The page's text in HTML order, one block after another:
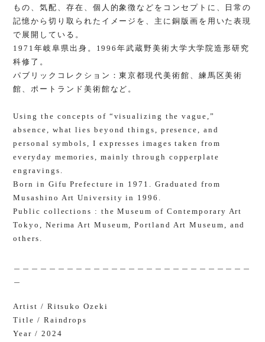
もの、気配、存在、個人的象徴などをコンセプトに、日常の
記憶から切り取られたイメージを、主に銅版画を用いた表現
で展開している。
1971年岐阜県出身。1996年武蔵野美術大学大学院造形研究
科修了。
パブリックコレクション：東京都現代美術館、練馬区美術
館、ポートランド美術館など。
Using the concepts of “visualizing the vague,”
absence, what lies beyond things, presence, and
personal symbols, I expresses images taken from
everyday memories, mainly through copperplate
engravings.
Born in Gifu Prefecture in 1971. Graduated from
Musashino Art University in 1996.
Public collections : the Museum of Contemporary Art
Tokyo, Nerima Art Museum, Portland Art Museum, and
others.
Artist / Ritsuko Ozeki
Title / Raindrops
Year / 2024